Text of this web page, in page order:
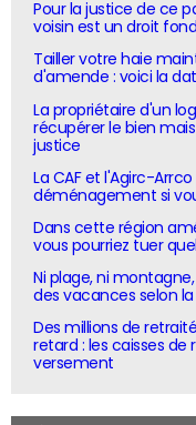
Pour la justice de ce
voisin est un droit
Tailler votre haie
d'amende : voici la
La propriétaire d'un
récupérer le bien
justice
La CAF et l'Agirc-
déménagement si
Dans cette région
vous pourriez tuer
Ni plage, ni
des vacances selon
Des millions de
retard : les caisses
versement